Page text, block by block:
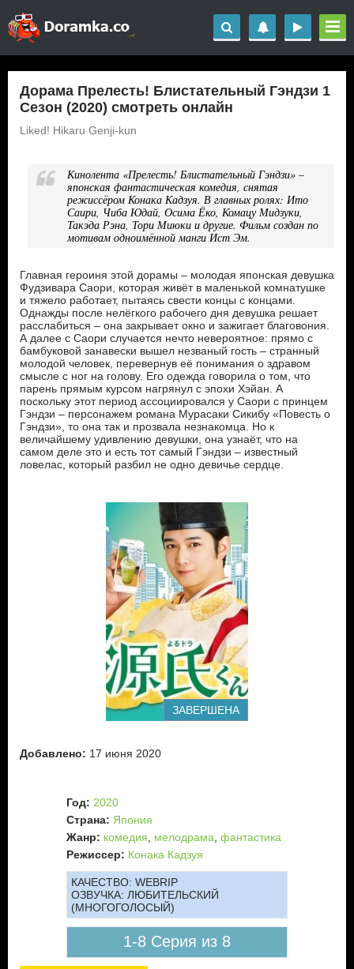
Дорама Прелесть! Блистательный Гэндзи 1
Сезон (2020) смотреть онлайн
Liked! Hikaru Genji-kun
Кинолента «Прелесть! Блистательный Гэндзи» –
японская фантастическая комедия, снятая
режиссёром Конака Кадзуя. В главных ролях: Ито
Саири, Чиба Юдай, Осима Ёко, Комацу Мидзуки,
Такэда Рэна, Тори Миюки и другие. Фильм создан по
мотивам одноимённой манги Ист Эм.
Главная героиня этой дорамы – молодая японская девушка
Фудзивара Саори, которая живёт в маленькой комнатушке
и тяжело работает, пытаясь свести концы с концами.
Однажды после нелёгкого рабочего дня девушка решает
расслабиться – она закрывает окно и зажигает благовония.
А далее с Саори случается нечто невероятное: прямо с
бамбуковой занавески вышел незваный гость – странный
молодой человек, перевернув её понимания о здравом
смысле с ног на голову. Его одежда говорила о том, что
парень прямым курсом нагрянул с эпохи Хэйан. А
поскольку этот период ассоциировался у Саори с принцем
Гэндзи – персонажем романа Мурасаки Сикибу «Повесть о
Гэндзи», то она так и прозвала незнакомца. Но к
величайшему удивлению девушки, она узнаёт, что на
самом деле это и есть тот самый Гэндзи – известный
ловелас, который разбил не одно девичье сердце.
ЗАВЕРШЕНА
Добавлено: 17 июня 2020
Год: 2020
Страна: Япония
Жанр: комедия мелодрама фантастика
Режиссер: Конака Кадзуя
КАЧЕСТВО: WEBRIP
ОЗВУЧКА: ЛЮБИТЕЛЬСКИЙ
(МНОГОГОЛОСЫЙ)
1-8 Серия из 8